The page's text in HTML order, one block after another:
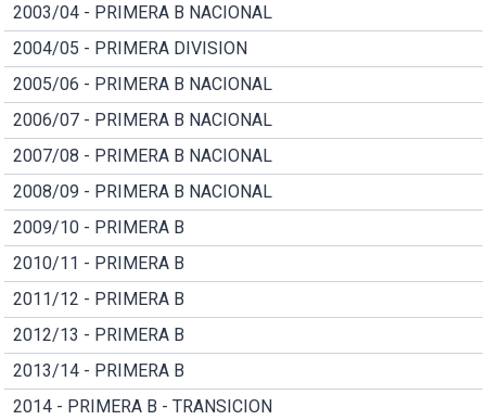
2003/04 - PRIMERA B NACIONAL
2004/05 - PRIMERA DIVISION
2005/06 - PRIMERA B NACIONAL
2006/07 - PRIMERA B NACIONAL
2007/08 - PRIMERA B NACIONAL
2008/09 - PRIMERA B NACIONAL
2009/10 - PRIMERA B
2010/11 - PRIMERA B
2011/12 - PRIMERA B
2012/13 - PRIMERA B
2013/14 - PRIMERA B
2014 - PRIMERA B - TRANSICION